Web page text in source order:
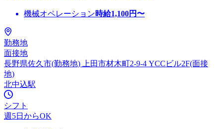
機械オペレーション時給1,100円〜
勤務地
面接地
長野県佐久市(勤務地) 上田市材木町2-9-4 YCCビル2F(面接
地)
北中込駅
シフト
週5日からOK